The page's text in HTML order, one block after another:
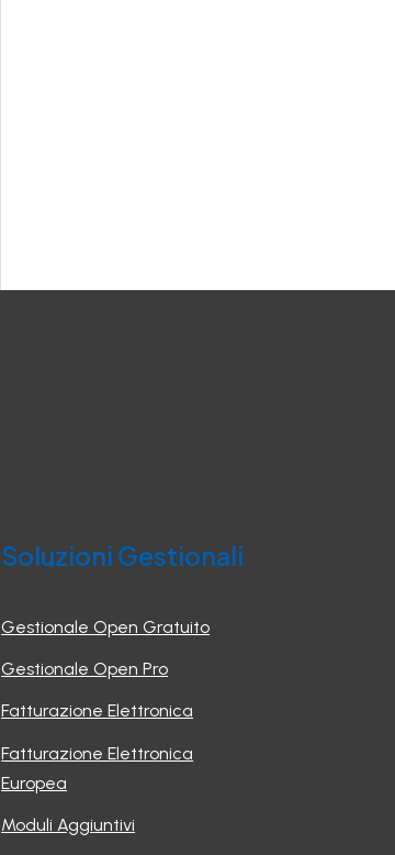
Soluzioni Gestionali
Gestionale Open Gratuito
Gestionale Open Pro
Fatturazione Elettronica
Fatturazione Elettronica
Europea
Moduli Aggiuntivi